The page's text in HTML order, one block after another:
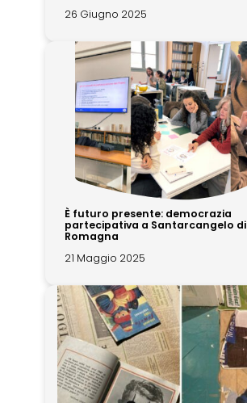
26 Giugno 2025
È futuro presente: democrazia
partecipativa a Santarcangelo di
Romagna
21 Maggio 2025